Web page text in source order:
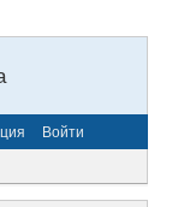
Войти